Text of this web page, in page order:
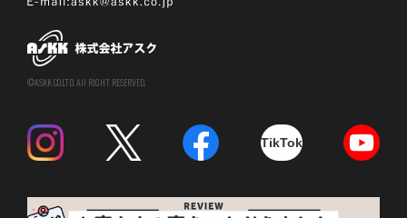
©ASKK CO.LTD. All RIGHT RESERVED.
TikTok